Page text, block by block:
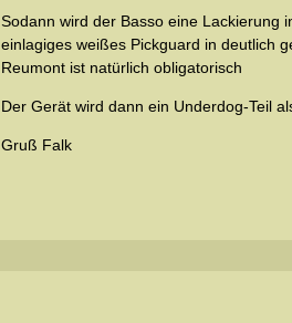
Sodann wird der Basso eine Lackierung
einlagiges weißes Pickguard in deutlich
Reumont ist natürlich obligatorisch
Der Gerät wird dann ein Underdog-Teil
Gruß Falk